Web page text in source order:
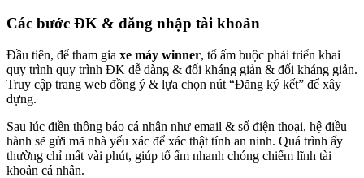
Các bước ĐK & đăng nhập tài khoản
Đầu tiên, để tham gia xe máy winner, tổ ấm buộc phải triển khai
quy trình quy trình ĐK dễ dàng & đối kháng giản & đối kháng giản.
Truy cập trang web đồng ý & lựa chọn nút “Đăng ký kết” để xây
dựng.
Sau lúc điền thông báo cá nhân như email & số điện thoại, hệ điều
hành sẽ gửi mã nhà yếu xác để xác thật tính an ninh. Quá trình ấy
thường chỉ mất vài phút, giúp tổ ấm nhanh chóng chiếm lĩnh tài
khoản cá nhân.